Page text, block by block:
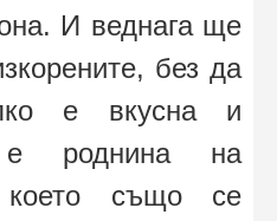
И веднага ще
без да
е вкусна и
роднина на
което също се